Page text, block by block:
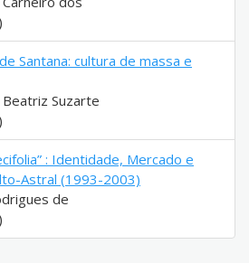
Santana: cultura de massa e
Suzarte
: Identidade, Mercado e
Astral (1993-2003)
de